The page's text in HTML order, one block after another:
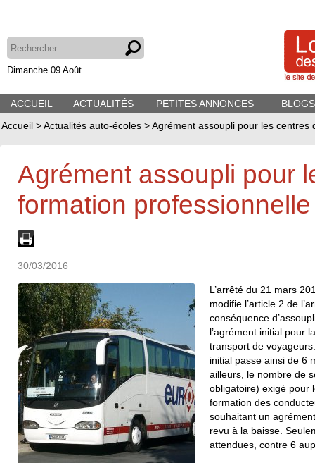
Dimanche 09 Août
ACCUEIL ACTUALITÉS PETITES ANNONCES
Accueil >Actualités auto-écoles >Agrément assoupli pour les centres
Agrément assoupli pour
formation professionnelle
30/03/2016
L’arrêté du 21 mars
modifie l’article 2 de
conséquence
l’agrément initial pour
transport de
initial passe ainsi de 6
ailleurs, le nombre de
obligatoire) exigé pour
formation des
souhaitant un
revu à la baisse.
attendues, contre 6